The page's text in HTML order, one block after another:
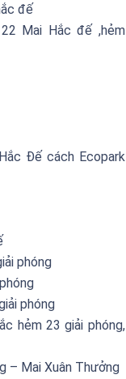
đế
Mai Hắc đế ,hẻm
Đế cách Ecopark
phóng
phóng
hẻm 23 giải phóng,
– Mai Xuân Thưởng